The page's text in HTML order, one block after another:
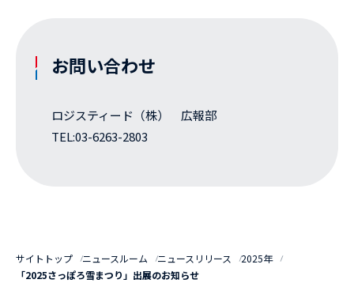
お問い合わせ
ロジスティード（株） 広報部
TEL:03-6263-2803
サイトトップ ニュースルーム ニュースリリース
2025年
「2025さっぽろ雪まつり」出展のお知らせ